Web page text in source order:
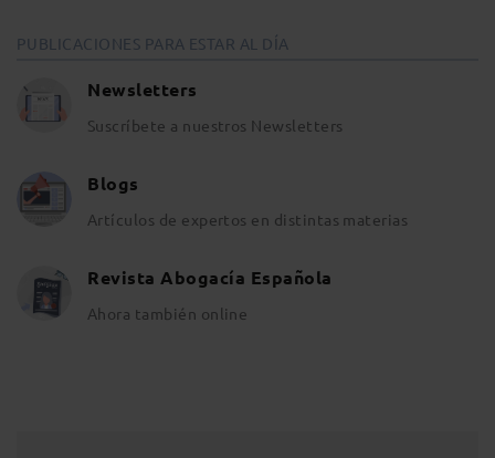
PUBLICACIONES PARA ESTAR AL DÍA
Newsletters
Suscríbete a nuestros Newsletters
Blogs
Artículos de expertos en distintas materias
Revista Abogacía Española
Ahora también online